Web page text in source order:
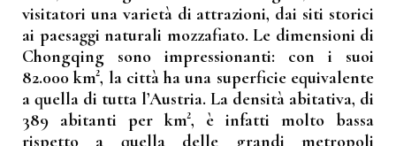
visitatori una varietà di attrazioni, dai siti storici
ai paesaggi naturali mozzafiato. Le dimensioni di
Chongqing sono impressionanti: con i suoi
82.000 km², la città ha una superficie equivalente
a quella di tutta l’Austria. La densità abitativa, di
389 abitanti per km², è infatti molto bassa
rispetto a quella delle grandi metropoli